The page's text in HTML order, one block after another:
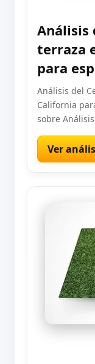
Análisis
terraza
para
Análisis del
California
sobre
Ver